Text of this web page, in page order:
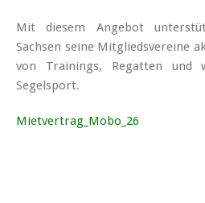
Mit diesem Angebot
Sachsen seine Mitgliedsvereine
von Trainings, Regatten und
Segelsport.
Mietvertrag_Mobo_26